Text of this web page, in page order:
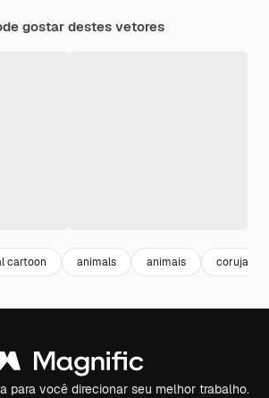
gostar destes vetores
cartoon animals animais coruja
para você direcionar seu melhor trabalho.